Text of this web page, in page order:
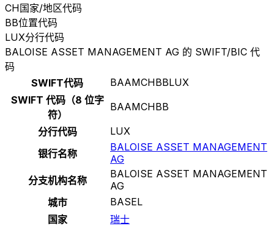
CH国家/地区代码
BB位置代码
LUX分行代码
BALOISE ASSET MANAGEMENT AG 的 SWIFT/BIC 代
码
SWIFT代码
BAAMCHBBLUX
SWIFT 代码（8 位字
符）
BAAMCHBB
分行代码
LUX
银行名称
BALOISE ASSET MANAGEMENT
AG
分支机构名称
BALOISE ASSET MANAGEMENT
AG
城市
BASEL
国家
瑞士